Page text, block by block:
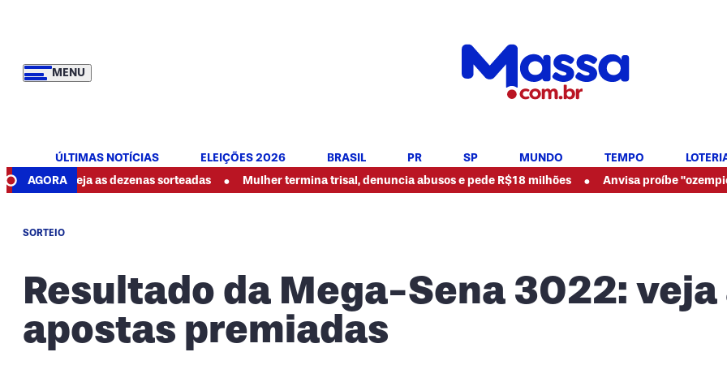
MENU
ÚLTIMAS NOTÍCIAS ELEIÇÕES 2026 BRASIL PR SP MUNDO TEMPO
AGORA
as dezenas sorteadas • Mulher termina trisal, denuncia abusos e pede R$18 milhões • Anvisa proíbe "ozempic natural"
SORTEIO
Resultado da Mega-Sena 3022: veja
apostas premiadas